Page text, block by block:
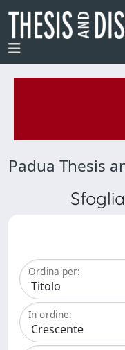
Padua Thesis
Ordina per:
In ordine: